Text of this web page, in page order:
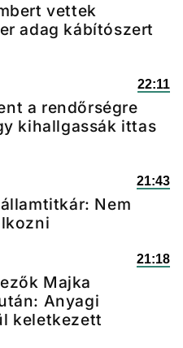
vettek
adag kábítószert
22:11
a rendőrségre
kihallgassák ittas
21:43
Nem
21:18
Majka
Anyagi
keletkezett